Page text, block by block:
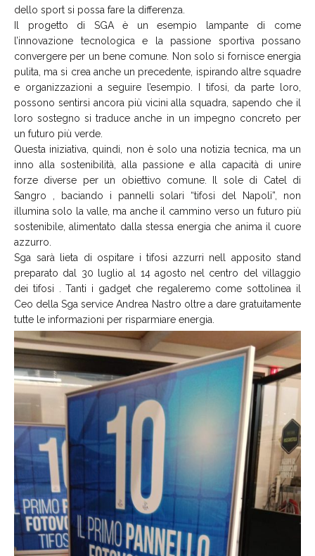
dello sport si possa fare la differenza.
Il progetto di SGA è un esempio lampante di come
l’innovazione tecnologica e la passione sportiva possano
convergere per un bene comune. Non solo si fornisce energia
pulita, ma si crea anche un precedente, ispirando altre squadre
e organizzazioni a seguire l’esempio. I tifosi, da parte loro,
possono sentirsi ancora più vicini alla squadra, sapendo che il
loro sostegno si traduce anche in un impegno concreto per
un futuro più verde.
Questa iniziativa, quindi, non è solo una notizia tecnica, ma un
inno alla sostenibilità, alla passione e alla capacità di unire
forze diverse per un obiettivo comune. Il sole di Catel di
Sangro , baciando i pannelli solari “tifosi del Napoli”, non
illumina solo la valle, ma anche il cammino verso un futuro più
sostenibile, alimentato dalla stessa energia che anima il cuore
azzurro.
Sga sarà lieta di ospitare i tifosi azzurri nell apposito stand
preparato dal 30 luglio al 14 agosto nel centro del villaggio
dei tifosi . Tanti i gadget che regaleremo come sottolinea il
Ceo della Sga service Andrea Nastro oltre a dare gratuitamente
tutte le informazioni per risparmiare energia.